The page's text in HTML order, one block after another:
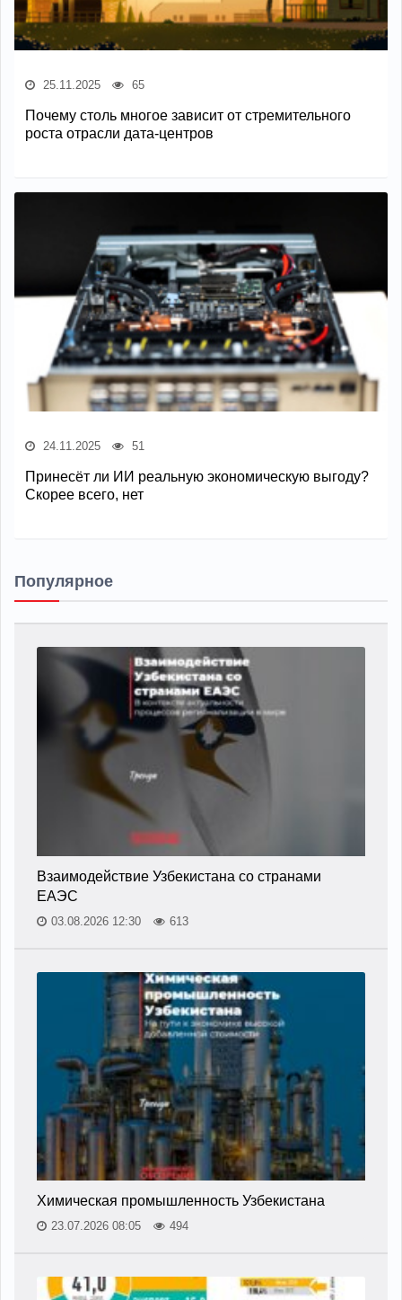
25.11.2025 65
Почему столь многое зависит от стремительного
роста отрасли дата-центров
24.11.2025 51
Принесёт ли ИИ реальную экономическую выгоду?
Скорее всего, нет
Популярное
Взаимодействие Узбекистана со странами
ЕАЭС
03.08.2026 12:30 613
Химическая промышленность Узбекистана
23.07.2026 08:05 494